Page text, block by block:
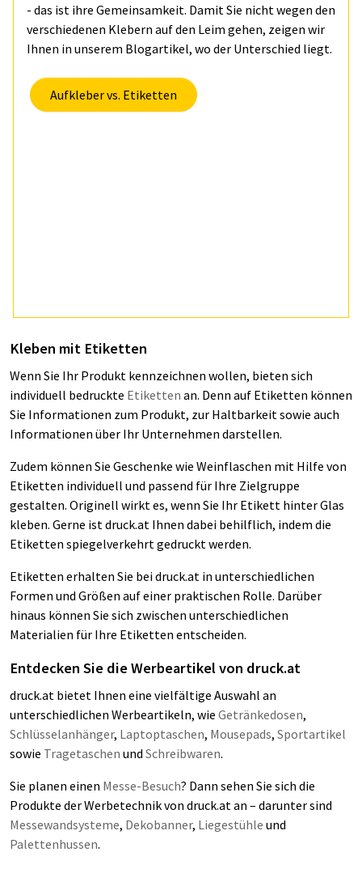
- das ist ihre Gemeinsamkeit. Damit Sie nicht wegen den
verschiedenen Klebern auf den Leim gehen, zeigen wir
Ihnen in unserem Blogartikel, wo der Unterschied liegt.
Aufkleber vs. Etiketten
Kleben mit Etiketten
Wenn Sie Ihr Produkt kennzeichnen wollen, bieten sich
individuell bedruckte Etiketten an. Denn auf Etiketten können
Sie Informationen zum Produkt, zur Haltbarkeit sowie auch
Informationen über Ihr Unternehmen darstellen.
Zudem können Sie Geschenke wie Weinflaschen mit Hilfe von
Etiketten individuell und passend für Ihre Zielgruppe
gestalten. Originell wirkt es, wenn Sie Ihr Etikett hinter Glas
kleben. Gerne ist druck.at Ihnen dabei behilflich, indem die
Etiketten spiegelverkehrt gedruckt werden.
Etiketten erhalten Sie bei druck.at in unterschiedlichen
Formen und Größen auf einer praktischen Rolle. Darüber
hinaus können Sie sich zwischen unterschiedlichen
Materialien für Ihre Etiketten entscheiden.
Entdecken Sie die Werbeartikel von druck.at
druck.at bietet Ihnen eine vielfältige Auswahl an
unterschiedlichen Werbeartikeln, wie Getränkedosen,
Schlüsselanhänger, Laptoptaschen, Mousepads, Sportartikel
sowie Tragetaschen und Schreibwaren.
Sie planen einen Messe-Besuch? Dann sehen Sie sich die
Produkte der Werbetechnik von druck.at an – darunter sind
Messewandsysteme, Dekobanner, Liegestühle und
Palettenhussen.